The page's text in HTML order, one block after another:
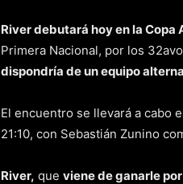
River debutará hoy en la
Primera Nacional, por los
dispondría de un equipo
El encuentro se llevará a cabo
21:10, con Sebastián Zunino
River, que viene de ganarle por